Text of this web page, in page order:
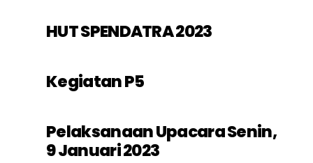
HUT SPENDATRA 2023
Kegiatan P5
Pelaksanaan Upacara Senin,
9 Januari 2023